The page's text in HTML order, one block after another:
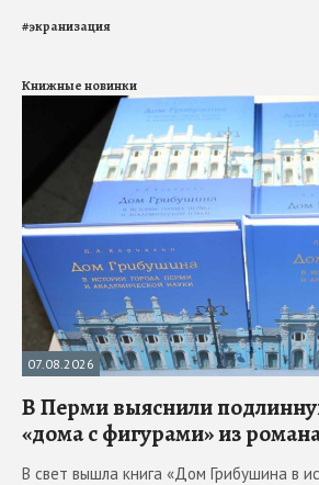
#экранизация
Книжные новинки
07.08.2026
В Перми выяснили
«дома с фигурами» из
В свет вышла книга «Дом Грибушина в